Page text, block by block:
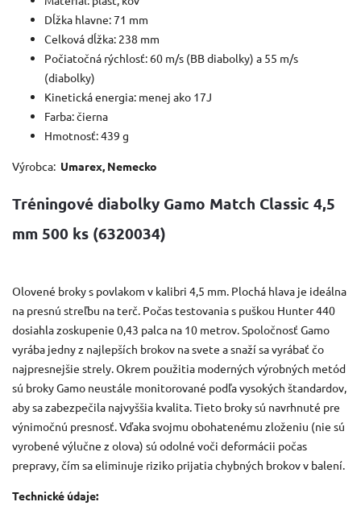
Dĺžka hlavne: 71 mm
Celková dĺžka: 238 mm
Počiatočná rýchlosť: 60 m/s (BB diabolky) a 55 m/s
(diabolky)
Kinetická energia: menej ako 17J
Farba: čierna
Hmotnosť: 439 g
Výrobca: Umarex, Nemecko
Tréningové diabolky Gamo Match Classic 4,5
mm 500 ks (6320034)
Olovené broky s povlakom v kalibri 4,5 mm. Plochá hlava je ideálna
na presnú streľbu na terč. Počas testovania s puškou Hunter 440
dosiahla zoskupenie 0,43 palca na 10 metrov. Spoločnosť Gamo
vyrába jedny z najlepších brokov na svete a snaží sa vyrábať čo
najpresnejšie strely. Okrem použitia moderných výrobných metód
sú broky Gamo neustále monitorované podľa vysokých štandardov,
aby sa zabezpečila najvyššia kvalita. Tieto broky sú navrhnuté pre
výnimočnú presnosť. Vďaka svojmu obohatenému zloženiu (nie sú
vyrobené výlučne z olova) sú odolné voči deformácii počas
prepravy, čím sa eliminuje riziko prijatia chybných brokov v balení.
Technické údaje: